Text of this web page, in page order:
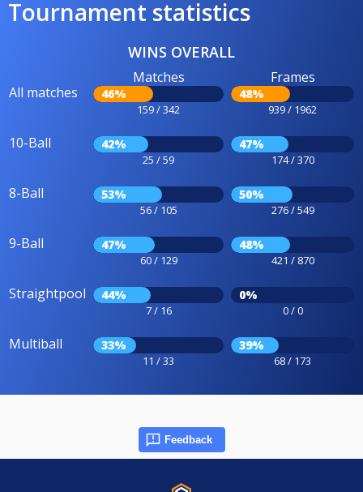
Tournament statistics
WINS OVERALL
All matches
Matches
46%
159 / 342
Frames
48%
939 / 1962
10-Ball 42%
25 / 59
47%
174 / 370
8-Ball 53%
56 / 105
50%
276 / 549
9-Ball 47%
60 / 129
48%
421 / 870
Straightpool 44%
7 / 16
0%
0 / 0
Multiball 33%
11 / 33
39%
68 / 173
Feedback